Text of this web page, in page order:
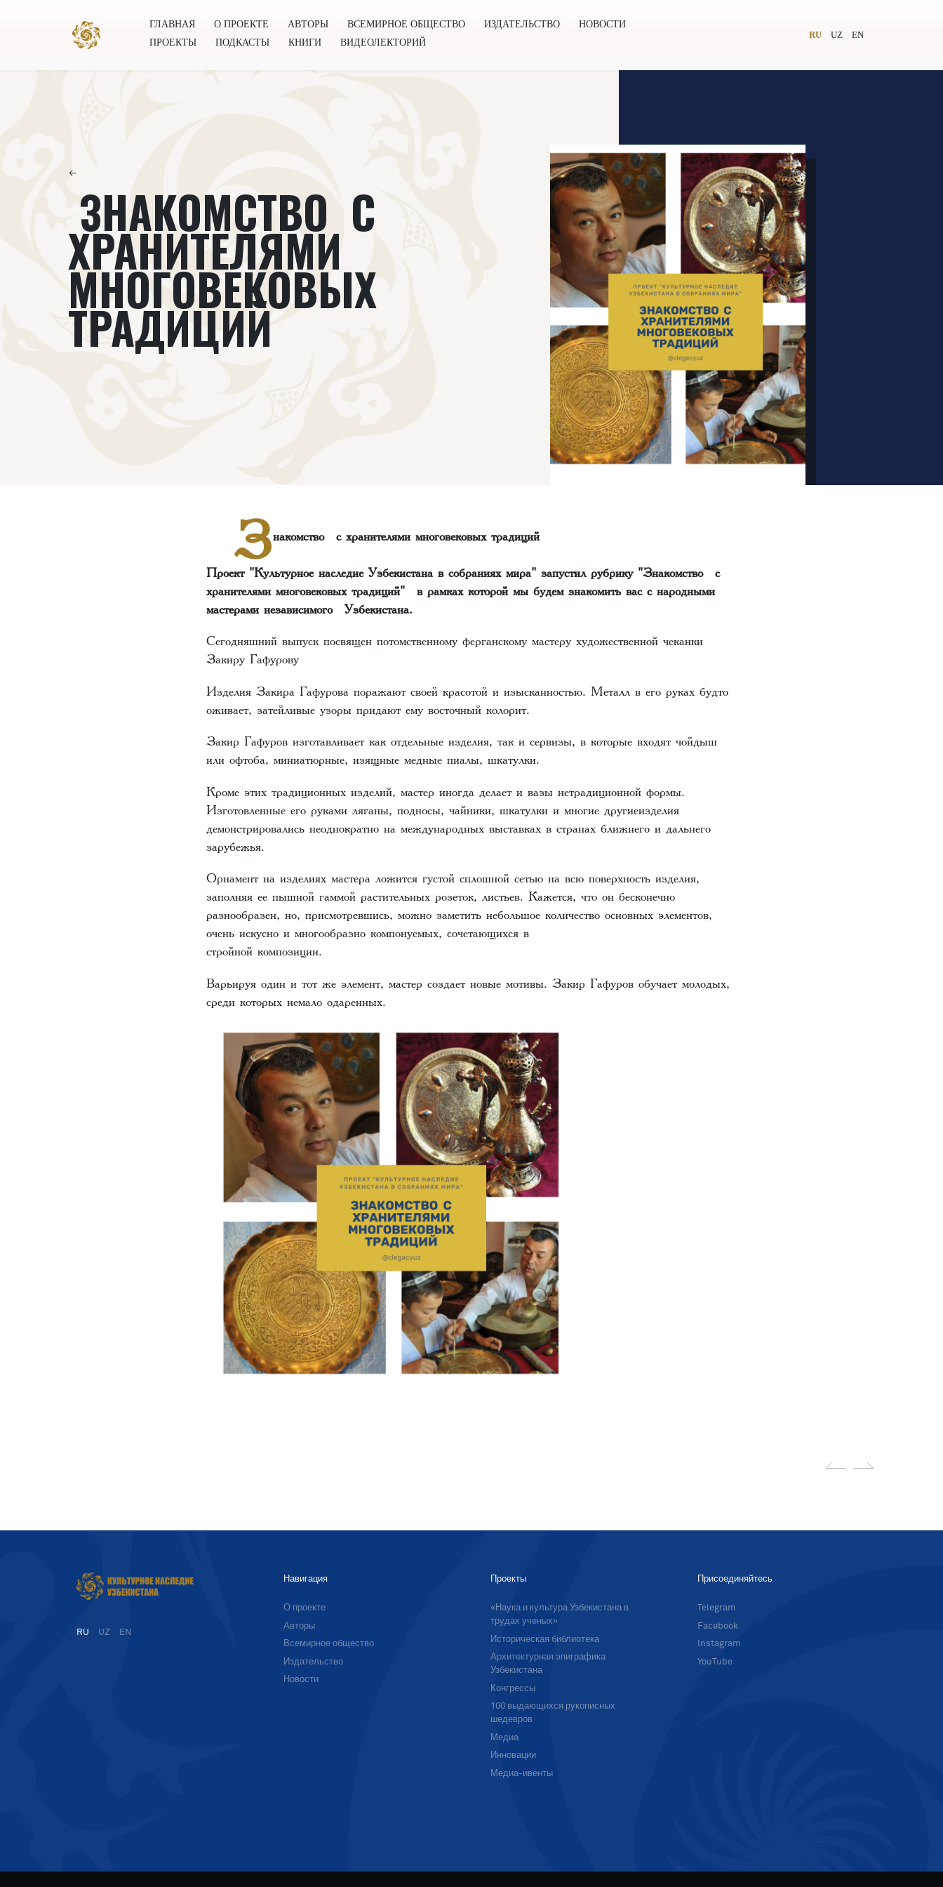
ГЛАВНАЯ О ПРОЕКТЕ АВТОРЫ ВСЕМИРНОЕ ОБЩЕСТВО ИЗДАТЕЛЬСТВО
НОВОСТИ
ПРОЕКТЫ
ПОДКАСТЫ КНИГИ ВИДЕОЛЕКТОРИЙ
RU UZ EN
←
ЗНАКОМСТВО С
ХРАНИТЕЛЯМИ
МНОГОВЕКОВЫХ
ТРАДИЦИЙ
Знакомство с хранителями многовековых традиций
Проект "Культурное наследие Узбекистана в собраниях мира" запустил рубрику "Знакомство с
хранителями многовековых традиций" в рамках которой мы будем знакомить вас с народными
мастерами независимого Узбекистана.
Сегодняшний выпуск посвящен потомственному ферганскому мастеру художественной чеканки
Закиру Гафурову
Изделия Закира Гафурова поражают своей красотой и изысканностью. Металл в его руках будто
оживает, затейливые узоры придают ему восточный колорит.
Закир Гафуров изготавливает как отдельные изделия, так и сервизы, в которые входят чойдыш
или офтоба, миниатюрные, изящные медные пиалы, шкатулки.
Кроме этих традиционных изделий, мастер иногда делает и вазы нетрадиционной формы.
Изготовленные его руками ляганы, подносы, чайники, шкатулки и многие другиеизделия
демонстрировались неоднократно на международных выставках в странах ближнего и дальнего
зарубежья.
Орнамент на изделиях мастера ложится густой сплошной сетью на всю поверхность изделия,
заполняя ее пышной гаммой растительных розеток, листьев. Кажется, что он бесконечно
разнообразен, но, присмотревшись, можно заметить небольшое количество основных элементов,
очень искусно и многообразно компонуемых, сочетающихся в
стройной композиции.
Варьируя один и тот же элемент, мастер создает новые мотивы. Закир Гафуров обучает молодых,
среди которых немало одаренных.
RU UZ EN
Навигация
О проекте
Авторы
Всемирное общество
Издательство
Новости
Проекты
«Наука и культура Узбекистана в
трудах ученых»
Историческая библиотека
Архитектурная эпиграфика
Узбекистана
Конгрессы
100 выдающихся рукописных
шедевров
Медиа
Инновации
Медиа-ивенты
Присоединяйтесь
Telegram
Facebook
Instagram
YouTube